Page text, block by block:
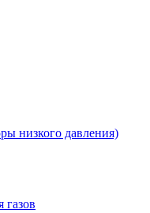
низкого давления)
газов